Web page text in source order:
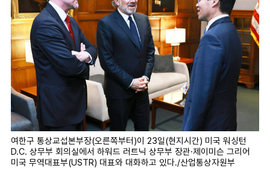
여한구 통상교섭본부장(오른쪽부터)이 23일(현지시간) 미국 워싱턴
D.C. 상무부 회의실에서 하워드 러트닉 상무부 장관·제이미슨 그리어
미국 무역대표부(USTR) 대표와 대화하고 있다./산업통상자원부